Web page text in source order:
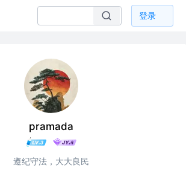
登录
pramada
遵纪守法，大大良民